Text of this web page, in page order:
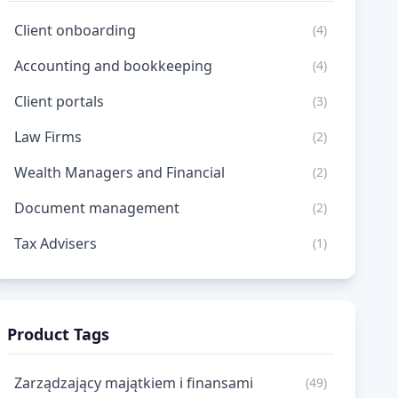
Client onboarding (4)
Accounting and bookkeeping (4)
Client portals (3)
Law Firms (2)
Wealth Managers and Financial (2)
Document management (2)
Tax Advisers (1)
Product Tags
Zarządzający majątkiem i finansami (49)